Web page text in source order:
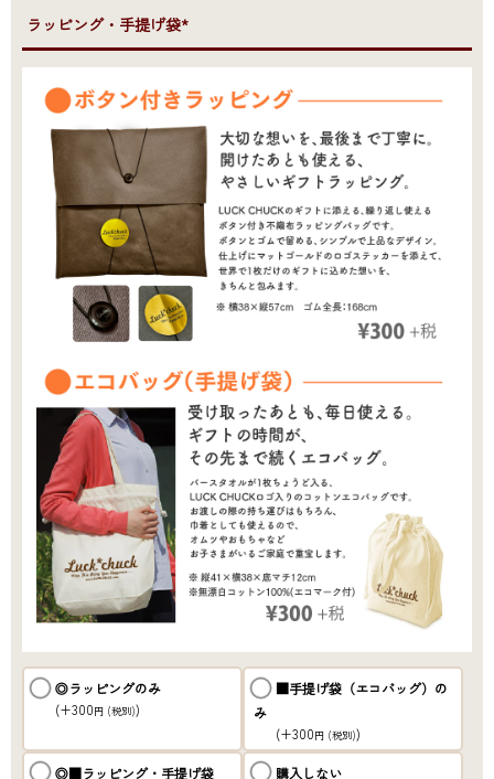
●ラッピング・手提げ袋*
◎ラッピングのみ
(+300円 (税別))
■手提げ袋（エコバッグ）の
み
(+300円 (税別))
◎■ラッピング・手提げ袋
購入しない